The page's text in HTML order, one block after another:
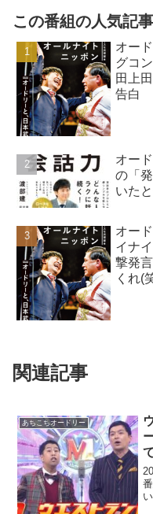
この番組の人気記事
オー
グコ
田上
告白
オー
の「
いた
オー
イナ
撃発
くれ(
関連記事
あちこちオードリー